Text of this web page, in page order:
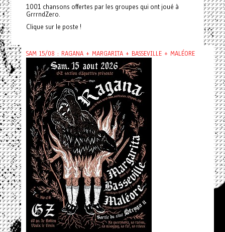
1001 chansons offertes par les groupes qui ont joué à
GrrrndZero.
Clique sur le poste !
SAM 15/08 : RAGANA + MARGARITA + BASSEVILLE + MALÉORE